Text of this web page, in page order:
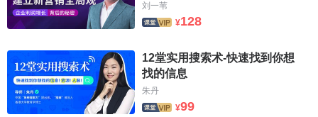
4、市场营销分析系统
杂的市场问题的技术和技巧。这个系统由统计分析模型和市
场营销模型两个部分组成，第一部分是借助各种
所输入的市场信息进行分析的统计库；第二部分是专门用于
协助企业决策者选择最佳的市场营销策略
刘一苇
¥128
12堂实用搜索术-快速找到你想
找的信息
朱丹
¥99